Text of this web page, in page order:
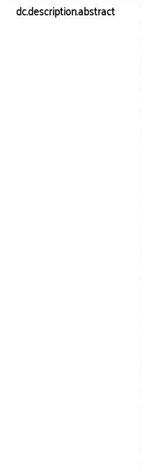
dc.description.abstract